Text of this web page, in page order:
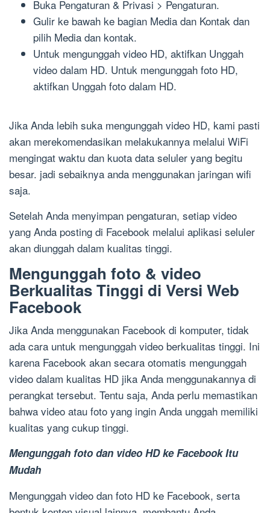
Buka Pengaturan & Privasi > Pengaturan.
Gulir ke bawah ke bagian Media dan Kontak dan
pilih Media dan kontak.
Untuk mengunggah video HD, aktifkan Unggah
video dalam HD. Untuk mengunggah foto HD,
aktifkan Unggah foto dalam HD.
Jika Anda lebih suka mengunggah video HD, kami pasti
akan merekomendasikan melakukannya melalui WiFi
mengingat waktu dan kuota data seluler yang begitu
besar. jadi sebaiknya anda menggunakan jaringan wifi
saja.
Setelah Anda menyimpan pengaturan, setiap video
yang Anda posting di Facebook melalui aplikasi seluler
akan diunggah dalam kualitas tinggi.
Mengunggah foto & video
Berkualitas Tinggi di Versi Web
Facebook
Jika Anda menggunakan Facebook di komputer, tidak
ada cara untuk mengunggah video berkualitas tinggi. Ini
karena Facebook akan secara otomatis mengunggah
video dalam kualitas HD jika Anda menggunakannya di
perangkat tersebut. Tentu saja, Anda perlu memastikan
bahwa video atau foto yang ingin Anda unggah memiliki
kualitas yang cukup tinggi.
Mengunggah foto dan video HD ke Facebook Itu
Mudah
Mengunggah video dan foto HD ke Facebook, serta